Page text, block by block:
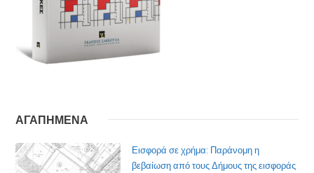
ΑΓΑΠΗΜΕΝΑ
Εισφορά σε χρήμα: Παράνομη η
βεβαίωση από τους Δήμους της εισφοράς